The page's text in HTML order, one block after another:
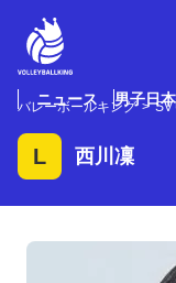
プ
ニュース 男子日
バレーボールキング SV
L 西川凜